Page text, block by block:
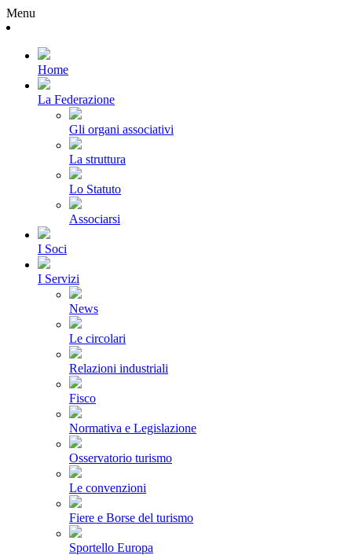
Menu
Home
La Federazione
Gli organi associativi
La struttura
Lo Statuto
Associarsi
I Soci
I Servizi
News
Le circolari
Relazioni industriali
Fisco
Normativa e Legislazione
Osservatorio turismo
Le convenzioni
Fiere e Borse del turismo
Sportello Europa